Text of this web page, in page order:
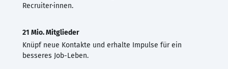
Recruiter·innen.
21 Mio. Mitglieder
Knüpf neue Kontakte und erhalte Impulse für ein
besseres Job-Leben.